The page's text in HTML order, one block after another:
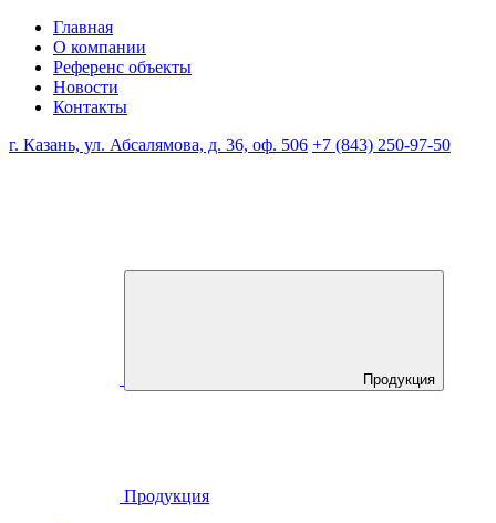
Главная
О компании
Референс объекты
Новости
Контакты
г. Казань, ул. Абсалямова, д. 36, оф. 506 +7 (843) 250-97-50
Продукция
Продукция